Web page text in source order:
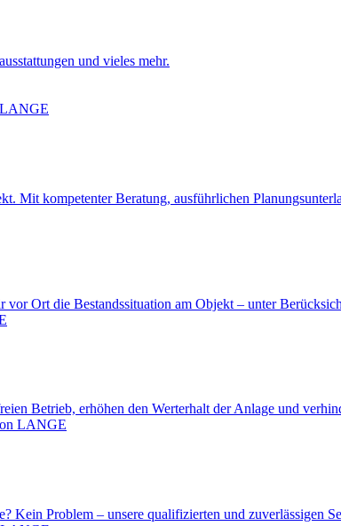
und vieles mehr.
Mit kom­pe­ten­ter Be­ra­tung, aus­führ­li­chen
vor Ort die Be­stands­si­tua­ti­on am Ob­jekt – un­ter
Be­trieb, er­hö­hen den Wert­er­halt der An­la­ge und
Kein Pro­blem – un­se­re qua­li­fi­zier­ten und zu­ver­läs­si­gen